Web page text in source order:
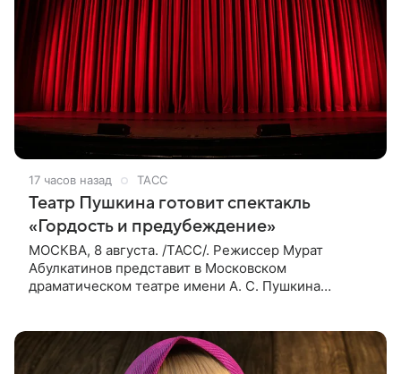
17 часов назад ТАСС
Театр Пушкина готовит спектакль
«Гордость и предубеждение»
МОСКВА, 8 августа. /ТАСС/. Режиссер Мурат
Абулкатинов представит в Московском
драматическом театре имени А. С. Пушкина